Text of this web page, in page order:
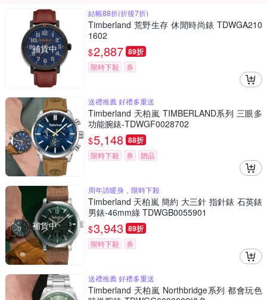
補貨中
結帳88折(折後7折)
Timberland 荒野生存 休閒時尚錶 TDWGA210
1602
$2,887 89折
限時下殺 券
送禮推薦 好禮多重送
Timberland 天柏嵐 TIMBERLAND系列 三眼多
功能腕錶-TDWGF0028702
$5,148 88折
限時下殺 券 贈品
補貨中
周年請暖身，限時下殺
Timberland 天柏嵐 簡約 大三針 指針錶 石英錶
男錶-46mm綠 TDWGB0055901
$3,943 89折
限時下殺 券
送禮推薦 好禮多重送
Timberland 天柏嵐 Northbridge系列 都會玩色